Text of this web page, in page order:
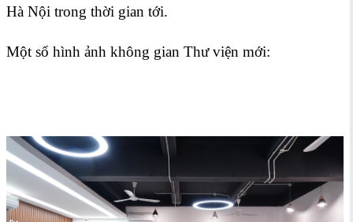
Hà Nội trong thời gian tới.
Một số hình ảnh không gian Thư viện mới: